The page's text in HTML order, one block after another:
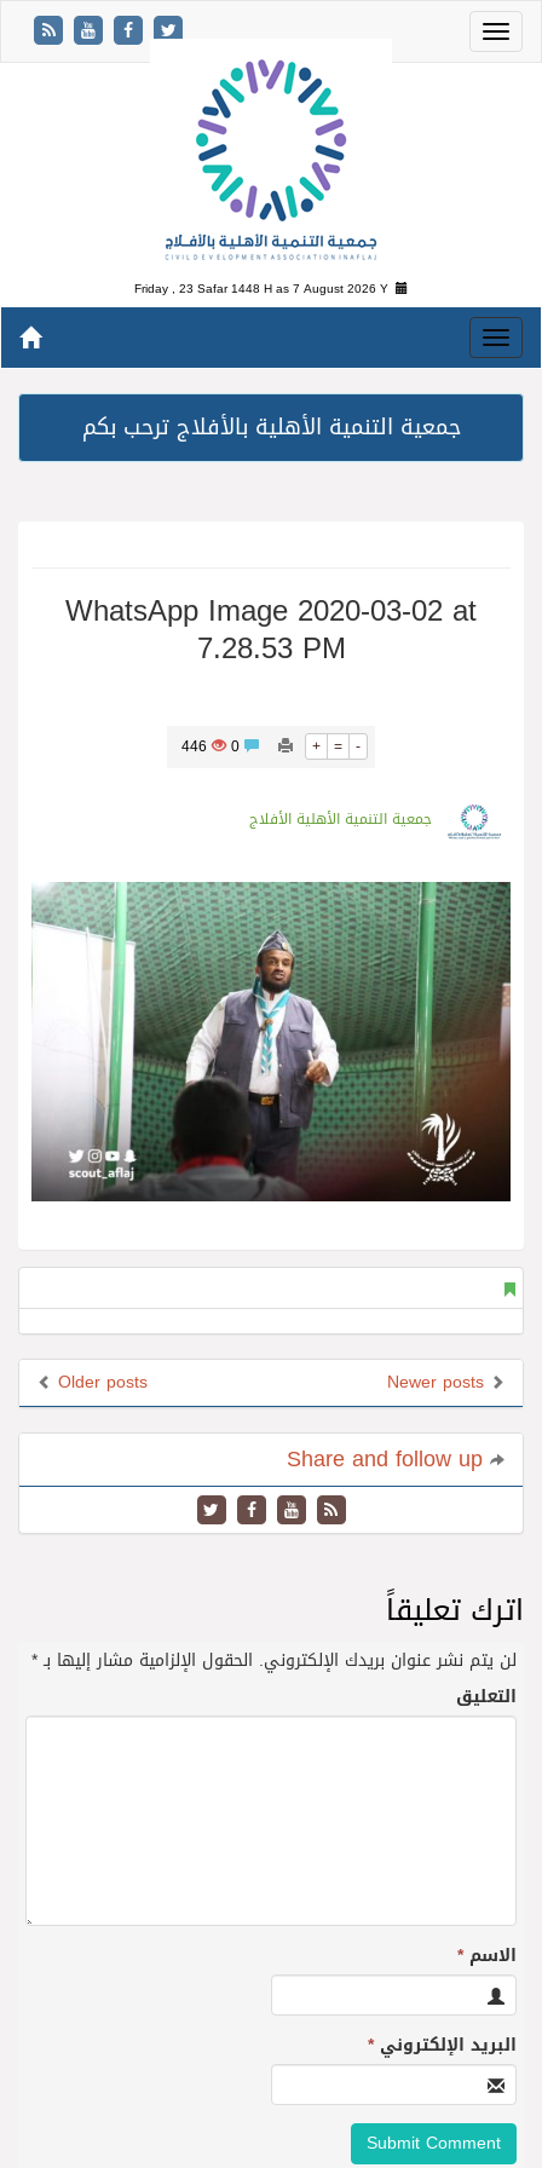
Friday , 23 Safar 1448 H as7 August 2026 Y
جمعية التنمية الأهلية بالأفلاج ترحب بكم
WhatsApp Image 2020-03-02 at
7.28.53 PM
+ = -
446
جمعية التنمية الأهلية الأفلاج
Older posts
اترك تعليقاً
لن يتم نشر عنوان بريدك الإلكتروني. الحقول الإلزامية مشار إليها بـ*
التعليق
الاسم*
البريد الإلكتروني*